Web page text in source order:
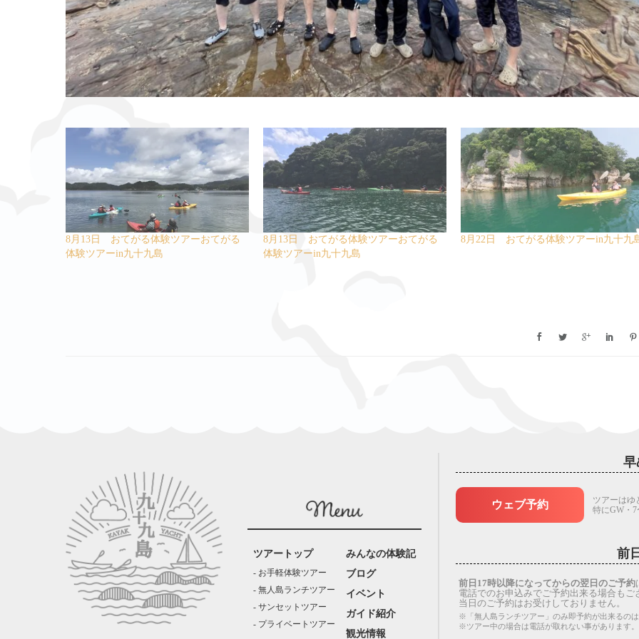
8月13日 おてがる体験ツアーおてがる
体験ツアーin九十九島
8月13日 おてがる体験ツアーおてがる
体験ツアーin九十九島
8月22日 おてがる体験ツアーin九十九
ツアートップ
お手軽体験ツアー
無人島ランチツアー
サンセットツアー
プライベートツアー
みんなの体験記
ブログ
イベント
ガイド紹介
観光情報
早
ウェブ予約
ツアーはゆ
特にGW・
前
前日17時以降になってからの翌日のご予約
電話でのお申込みでご予約出来る場合もご
当日のご予約はお受けしておりません。
※「無人島ランチツアー」のみ即予約が出来るの
※ツアー中の場合は電話が取れない事があります